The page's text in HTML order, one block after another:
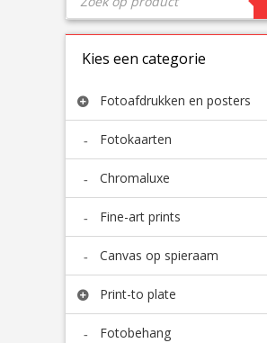
Kies een categorie
Fotoafdrukken en posters
Fotokaarten
Chromaluxe
Fine-art prints
Canvas op spieraam
Print-to plate
Fotobehang